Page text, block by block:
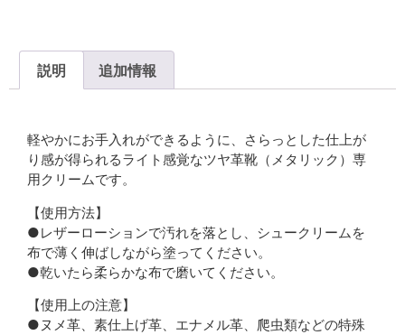
説明 追加情報
軽やかにお手入れができるように、さらっとした仕上が
り感が得られるライト感覚なツヤ革靴（メタリック）専
用クリームです。
【使用方法】
●レザーローションで汚れを落とし、シュークリームを
布で薄く伸ばしながら塗ってください。
●乾いたら柔らかな布で磨いてください。
【使用上の注意】
●ヌメ革、素仕上げ革、エナメル革、爬虫類などの特殊